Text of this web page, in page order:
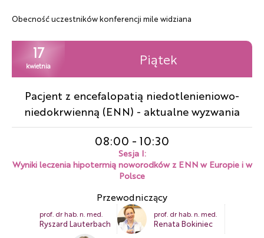
Obecność uczestników konferencji mile widziana
17
kwietnia Piątek
Pacjent z encefalopatią niedotlenieniowo-
niedokrwienną (ENN) - aktualne wyzwania
08:00 - 10:30
Sesja I:
Wyniki leczenia hipotermią noworodków z ENN w Europie i w
Polsce
Przewodniczący
prof. dr hab. n. med.
Ryszard Lauterbach
prof. dr hab. n. med.
Renata Bokiniec